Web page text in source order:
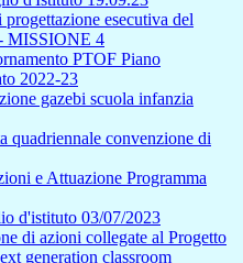
esecutiva del
MISSIONE 4
PTOF Piano
2022-23
gazebi scuola infanzia
quadriennale convenzione di
e Attuazione Programma
d'istituto 03/07/2023
di azioni collegate al Progetto
generation classroom